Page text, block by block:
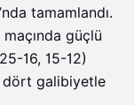
tamamlandı.
maçında güçlü
16, 15-12)
dört galibiyetle